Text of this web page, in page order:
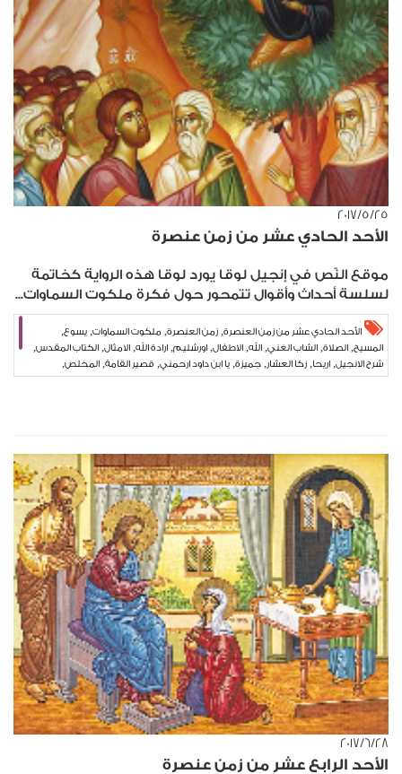
٢٥‏/٥‏/٢٠١٧
الأحد الحادي عشر من زمن عنصرة
موقع النّص في إنجيل لوقا يورد لوقا هذه الرواية كخاتمة
لسلسة أحداث وأقوال تتمحور حول فكرة ملكوت السماوات...
الأحد الحادي عشر من زمن العنصرة زمن العنصرة ملكوت السماوات يسوع
المسيح الصلاة الشاب الغني الله الاطفال اورشليم ارادة الله الامثال الكتاب المقدس
شرح الانجيل اريحا زكا العشار جميزة يا ابن داود ارحمني قصير القامة المخلص
الخلاص,بيار نجم,شريعة المحبة
٢٨‏/٦‏/٢٠١٧
الأحد الرابع عشر من زمن عنصرة